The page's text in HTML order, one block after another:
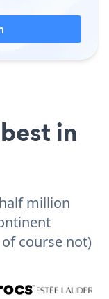
in
million
course not)